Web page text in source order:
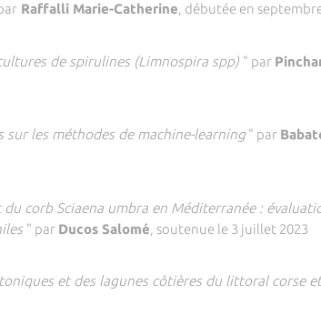
Raffalli Marie-Catherine, débutée en
de spirulines (Limnospira spp) " par
sur les méthodes de machine-learning " par
corb Sciaena umbra en Méditerranée :
" par Ducos Salomé, soutenue le 3 juillet 2023
et des lagunes côtières du littoral corse